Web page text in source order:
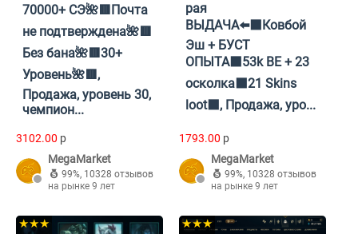
70000+ СЭ🌺🟥Почта
не подтверждена🌺🟥
Без бана🌺🟥30+
Уровень🌺🟥,
Продажа, уровень 30,
чемпион...
3102.00 p
MegaMarket
99%, 10328 отзывов
на рынке 9 лет
рая
ВЫДАЧА⬅️⬛Ковбой
Эш + БУСТ
ОПЫТА⬛53k BE + 23
осколка⬛21 Skins
loot⬛, Продажа, уро...
1793.00 p
MegaMarket
99%, 10328 отзывов
на рынке 9 лет
★★★ ★★★